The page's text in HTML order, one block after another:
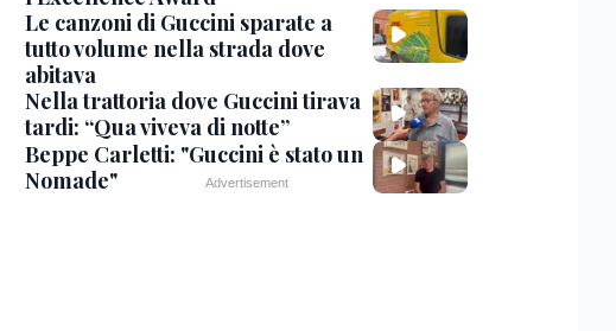
Le canzoni di Guccini sparate a
tutto volume nella strada dove
abitava
Nella trattoria dove Guccini tirava
tardi: “Qua viveva di notte”
Beppe Carletti: "Guccini è stato un
Nomade"